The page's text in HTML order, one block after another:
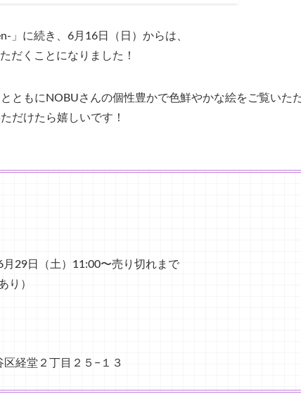
」に続き、6月16日（日）からは、
だくことになりました！
ともにNOBUさんの個性豊かで色鮮やかな絵をご覧いただ
だけたら嬉しいです！
29日（土）11:00〜売り切れまで
り）
経堂２丁目２５−１３